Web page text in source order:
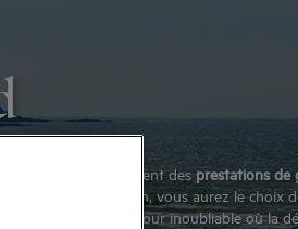
proposons assurent desprestations de
de la région, vous aurez le choix
pour un séjour inoubliable où la